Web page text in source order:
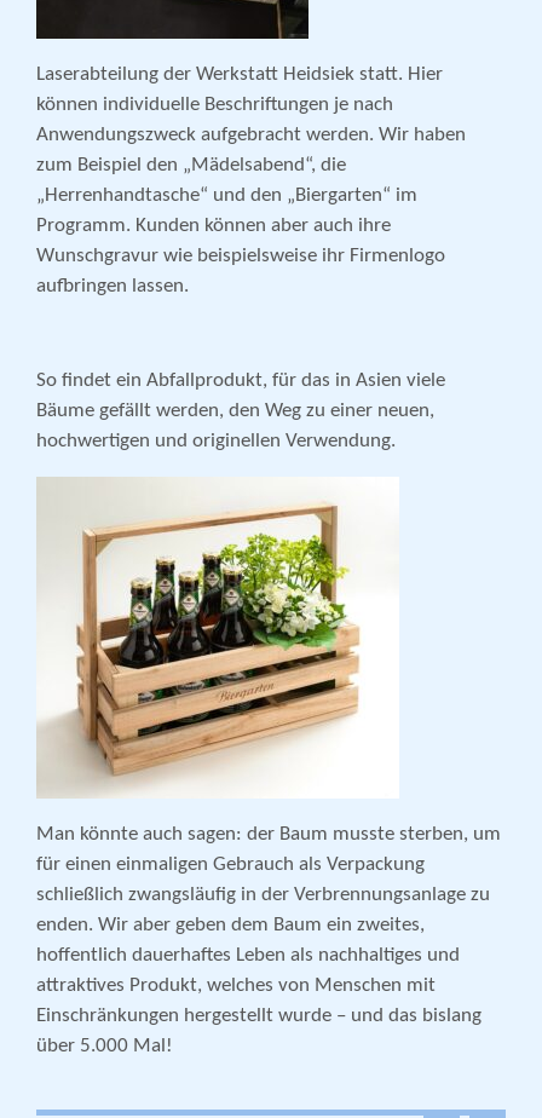
Laserabteilung der Werkstatt Heidsiek statt. Hier
können individuelle Beschriftungen je nach
Anwendungszweck aufgebracht werden. Wir haben
zum Beispiel den „Mädelsabend“, die
„Herrenhandtasche“ und den „Biergarten“ im
Programm. Kunden können aber auch ihre
Wunschgravur wie beispielsweise ihr Firmenlogo
aufbringen lassen.
So findet ein Abfallprodukt, für das in Asien viele
Bäume gefällt werden, den Weg zu einer neuen,
hochwertigen und originellen Verwendung.
Man könnte auch sagen: der Baum musste sterben, um
für einen einmaligen Gebrauch als Verpackung
schließlich zwangsläufig in der Verbrennungsanlage zu
enden. Wir aber geben dem Baum ein zweites,
hoffentlich dauerhaftes Leben als nachhaltiges und
attraktives Produkt, welches von Menschen mit
Einschränkungen hergestellt wurde – und das bislang
über 5.000 Mal!